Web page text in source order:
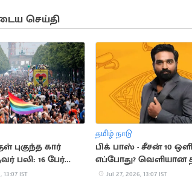
செய்தி
புகுந்த கார்
பலி: 16 பேர்
13:07 IST
தமிழ் நாடு
பிக் பாஸ் - சீசன் 10
எப்போது?
Jul 27, 2026, 13:07 IST